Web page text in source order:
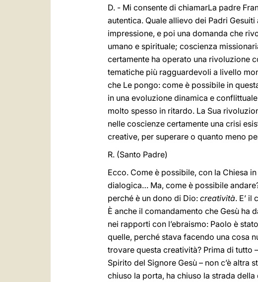
D. - Mi consente di chiamarLa padre
autentica. Quale allievo dei Padri
impressione, e poi una domanda che
umano e spirituale; coscienza
certamente ha operato una rivoluzione
tematiche più ragguardevoli a livello
che Le pongo: come è possibile in
in una evoluzione dinamica e
molto spesso in ritardo. La Sua
nelle coscienze certamente una crisi
creative, per superare o quanto meno
R. (Santo Padre)
Ecco. Come è possibile, con la Chiesa
dialogica… Ma, come è possibile
perché è un dono di Dio: creatività. E’ il
È anche il comandamento che Gesù ha
nei rapporti con l’ebraismo: Paolo è
quelle, perché stava facendo una cosa
trovare questa creatività? Prima di tutto
Spirito del Signore Gesù – non c’è altra
chiuso la porta, ha chiuso la strada